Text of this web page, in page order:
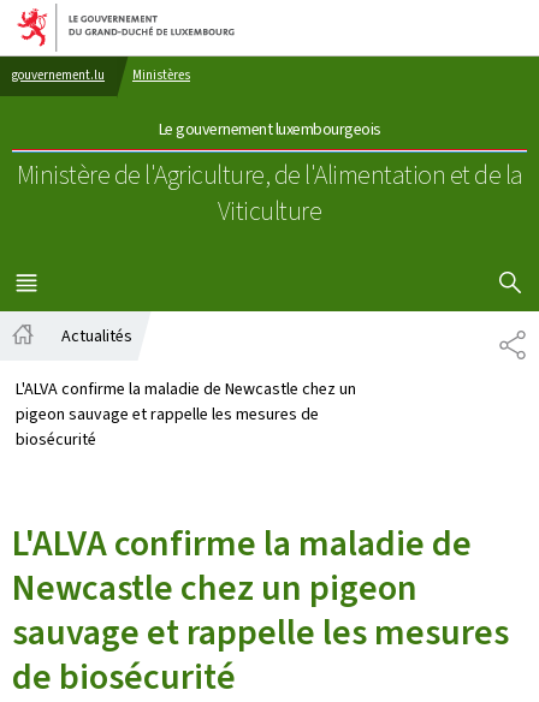
Aller au menu principal
Aller au contenu
gouvernement.lu Ministères
Le gouvernement luxembourgeois
Ministère de l'Agriculture, de l'Alimentation et de la
Viticulture
MENU
PRINCIPAL
Actualités
L'ALVA confirme la maladie de Newcastle chez un
pigeon sauvage et rappelle les mesures de
biosécurité
L'ALVA confirme la maladie de
Newcastle chez un pigeon
sauvage et rappelle les mesures
de biosécurité